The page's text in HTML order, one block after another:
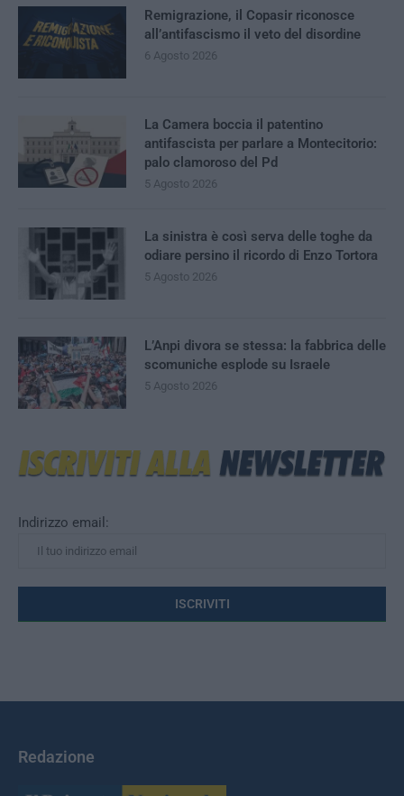
Indirizzo email:
Remigrazione, il Copasir riconosce
all’antifascismo il veto del disordine
6 Agosto 2026
La Camera boccia il patentino
antifascista per parlare a Montecitorio:
palo clamoroso del Pd
5 Agosto 2026
La sinistra è così serva delle toghe da
odiare persino il ricordo di Enzo Tortora
5 Agosto 2026
L’Anpi divora se stessa: la fabbrica delle
scomuniche esplode su Israele
5 Agosto 2026
Redazione